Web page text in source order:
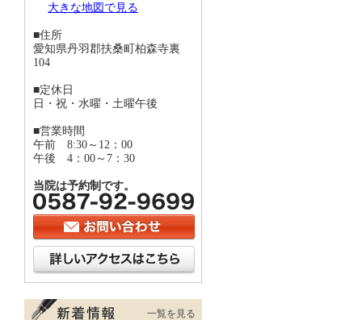
大きな地図で見る
■住所
愛知県丹羽郡扶桑町柏森寺裏
104
■定休日
日・祝・水曜・土曜午後
■営業時間
午前 8:30～12：00
午後 4：00～7：30
当院は予約制です。
一覧を見る